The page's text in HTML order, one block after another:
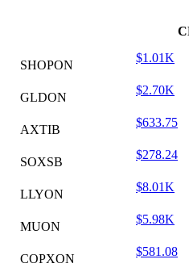
SHOPON
$1.01K
GLDON
$2.70K
AXTIB
$633.75
SOXSB
$278.24
LLYON
$8.01K
MUON
$5.98K
COPXON
$581.08